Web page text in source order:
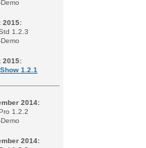
2015:
1.2.3
2015:
1.2.1
2014:
1.2.2
2014: